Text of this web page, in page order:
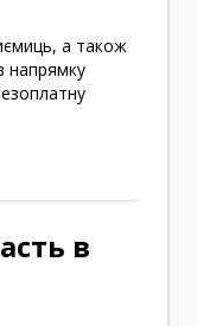
а також
напрямку
в